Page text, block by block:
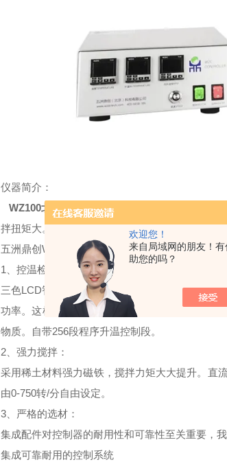
欢迎您！
来自局域网的朋友！
助您的吗？
仪器简介：
WZ100北京鼎创电加热不锈钢微型小型釜
特点
拌扭矩大。控制器可以实现对反应釜的加热、冷
五洲鼎创WZ系列控制器特点：
1、 控温检测
三色LCD智能控制仪可以同时检测釜内温度和釜
功率。这样有效防止了温度过冲，非常适合反应
物质。自带256段程序升温控制段。
2、 强力搅拌：
采用稀土材料强力磁铁，搅拌力矩大大提升。直
由0-750转/分自由设定。
3、 严格的选材：
集成配件对控制器的耐用性和可靠性至关重要，
集成可靠耐用的控制系统